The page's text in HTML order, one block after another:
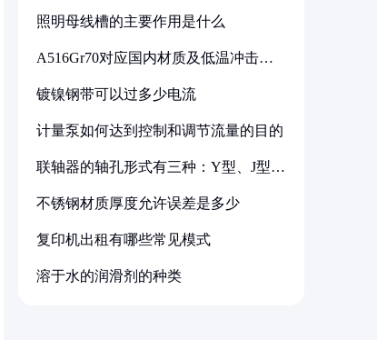
照明母线槽的主要作用是什么
A516Gr70对应国内材质及低温冲击要
镀镍钢带可以过多少电流
计量泵如何达到控制和调节流量的目的
联轴器的轴孔形式有三种：Y型、J型、
不锈钢材质厚度允许误差是多少
复印机出租有哪些常见模式
溶于水的润滑剂的种类